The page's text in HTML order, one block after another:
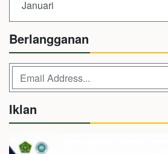
Januari
Berlangganan
Iklan